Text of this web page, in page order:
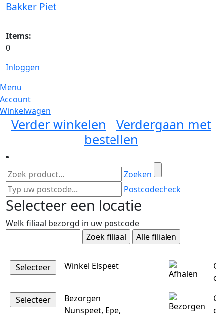
Bakker Piet
Items:
0
Inloggen
Menu
Account
Winkelwagen
Verder winkelen
Verdergaan met
bestellen
Zoeken
Postcodecheck
Selecteer een locatie
Welk filiaal bezorgd in uw postcode
Winkel Elspeet
Bezorgen
Nunspeet, Epe,